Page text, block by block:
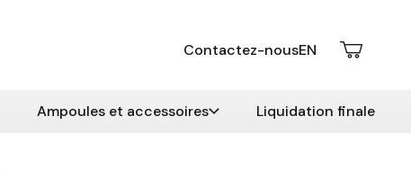
Contactez-nousEN
Ampoules et accessoires Liquidation finale